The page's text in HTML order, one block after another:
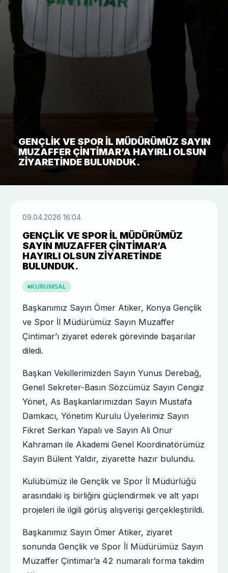
GENÇLIK VE SPOR İL MÜDÜRÜMÜZ SAYIN
MUZAFFER ÇINTIMAR’A HAYIRLI OLSUN
ZIYARETINDE BULUNDUK.
09.04.2026 16:04
GENÇLIK VE SPOR İL MÜDÜRÜMÜZ
SAYIN MUZAFFER ÇINTIMAR’A
HAYIRLI OLSUN ZIYARETINDE
BULUNDUK.
KURUMSAL
Başkanımız Sayın Ömer Atiker, Konya Gençlik
ve Spor İl Müdürümüz Sayın Muzaffer
Çintimar’ı ziyaret ederek görevinde başarılar
diledi.
Başkan Vekillerimizden Sayın Yunus Derebağ,
Genel Sekreter-Basın Sözcümüz Sayın Cengiz
Yönet, As Başkanlarımızdan Sayın Mustafa
Damkacı, Yönetim Kurulu Üyelerimiz Sayın
Fikret Serkan Yapalı ve Sayın Ali Onur
Kahraman ile Akademi Genel Koordinatörümüz
Sayın Bülent Yaldır, ziyarette hazır bulundu.
Kulübümüz ile Gençlik ve Spor İl Müdürlüğü
arasındaki iş birliğini güçlendirmek ve alt yapı
projeleri ile ilgili görüş alışverişi gerçekleştirildi.
Başkanımız Sayın Ömer Atiker, ziyaret
sonunda Gençlik ve Spor İl Müdürümüz Sayın
Muzaffer Çintimar’a 42 numaralı forma takdim